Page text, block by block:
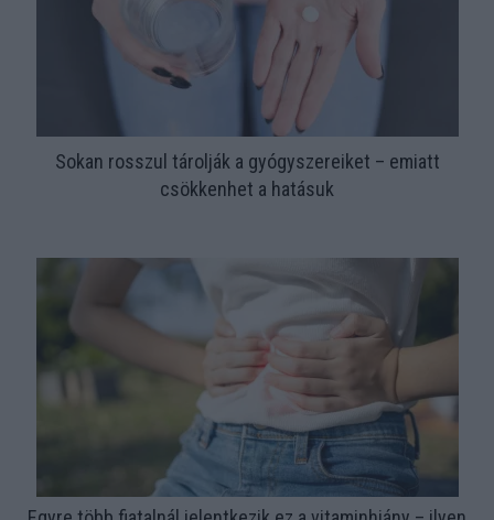
Sokan rosszul tárolják a gyógyszereiket – emiatt
csökkenhet a hatásuk